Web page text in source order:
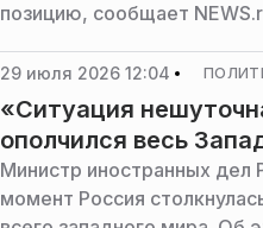
позицию, сообщает
29 июля 2026 12:04
«Ситуация
ополчился весь
Министр иностранных дел
момент Россия